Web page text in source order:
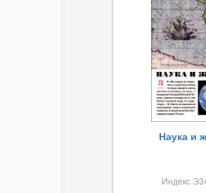
Наука и
Индекс